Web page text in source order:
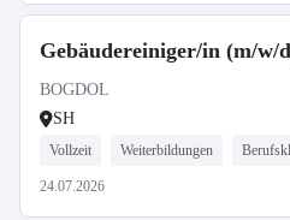
Gebäudereiniger/in (m/w/
BOGDOL
SH
Vollzeit Weiterbildungen
24.07.2026